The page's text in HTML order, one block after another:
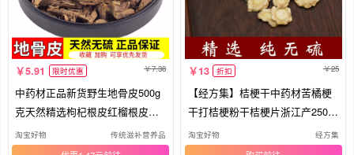
5.91 限时优惠 7.38
中药材正品新货野生地骨皮500g
克天然精选枸杞根皮红榴根皮中
草药
淘宝好物 传统滋补营养品
13 折扣 25
【经方集】桔梗干中药材苦橘梗
干打桔梗粉干桔梗片浙江产250/5
00g
淘宝好物 经方集